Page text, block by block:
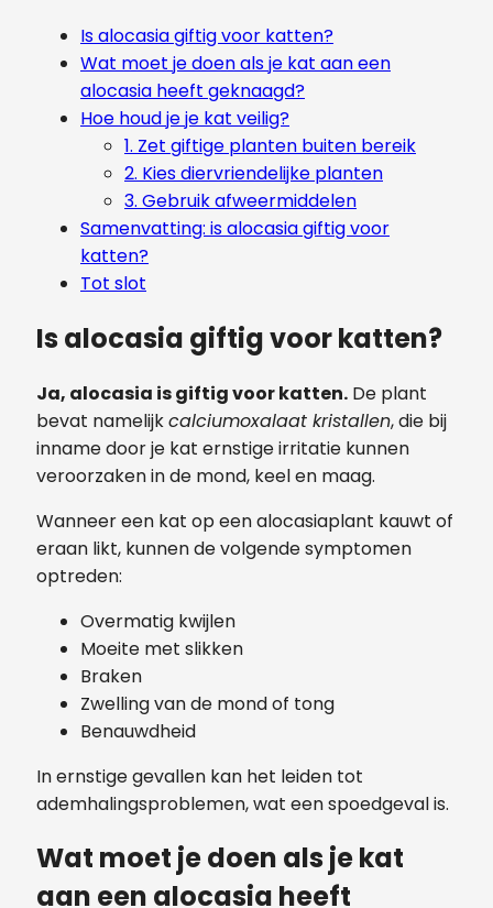
Is alocasia giftig voor katten?
Wat moet je doen als je kat aan een
alocasia heeft geknaagd?
Hoe houd je je kat veilig?
1. Zet giftige planten buiten bereik
2. Kies diervriendelijke planten
3. Gebruik afweermiddelen
Samenvatting: is alocasia giftig voor
katten?
Tot slot
Is alocasia giftig voor katten?
Ja, alocasia is giftig voor katten. De plant
bevat namelijkcalciumoxalaat kristallen, die bij
inname door je kat ernstige irritatie kunnen
veroorzaken in de mond, keel en maag.
Wanneer een kat op een alocasiaplant kauwt of
eraan likt, kunnen de volgende symptomen
optreden:
Overmatig kwijlen
Moeite met slikken
Braken
Zwelling van de mond of tong
Benauwdheid
In ernstige gevallen kan het leiden tot
ademhalingsproblemen, wat een spoedgeval is.
Wat moet je doen als je kat
aan een alocasia heeft